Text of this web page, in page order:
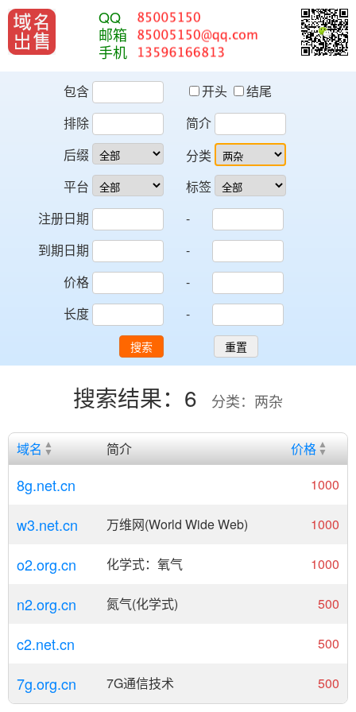
QQ
邮箱
手机
包含 开头
结尾
排除
简介
后缀
平台
分类
标签
注册日期
-
到期日期
-
价格
-
长度
-
搜索 重置
搜索结果：6 分类：两杂
域名 简介 价格
8g.net.cn 1000
w3.net.cn 万维网(World Wide Web) 1000
o2.org.cn 化学式：氧气 1000
n2.org.cn 氮气(化学式) 500
c2.net.cn 500
7g.org.cn 7G通信技术 500